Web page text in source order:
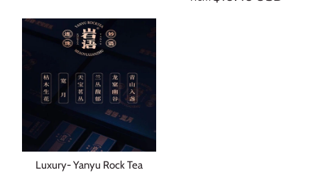
Luxury- Yanyu Rock Tea